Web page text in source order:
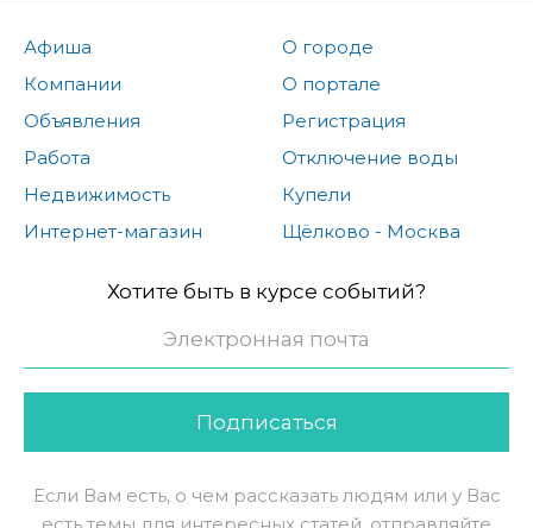
Афиша
Компании
Объявления
Работа
Недвижимость
Интернет-магазин
О городе
О портале
Регистрация
Отключение воды
Купели
Щёлково - Москва
Хотите быть в курсе событий?
Подписаться
Если Вам есть, о чем рассказать людям или у Вас